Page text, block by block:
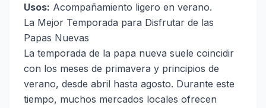
Usos: Acompañamiento ligero en verano.
La Mejor Temporada para Disfrutar de las
Papas Nuevas
La temporada de la papa nueva suele coincidir
con los meses de primavera y principios de
verano, desde abril hasta agosto. Durante este
tiempo, muchos mercados locales ofrecen